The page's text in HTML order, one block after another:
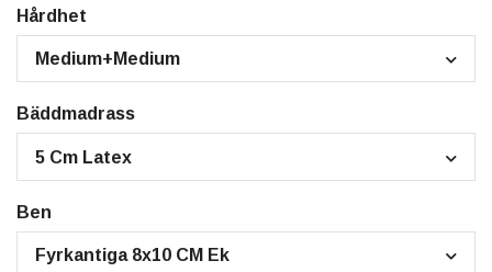
Hårdhet
Medium+Medium
Bäddmadrass
5 Cm Latex
Ben
Fyrkantiga 8x10 CM Ek